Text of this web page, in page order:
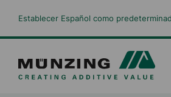
Establecer Español como